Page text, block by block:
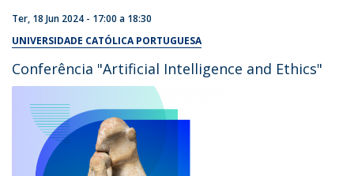
Ter, 18 Jun 2024 - 17:00 a 18:30
UNIVERSIDADE CATÓLICA PORTUGUESA
Conferência "Artificial Intelligence and Ethics"